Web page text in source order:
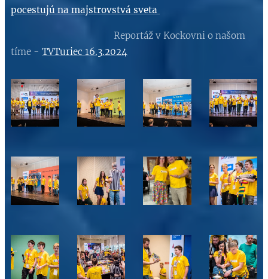
pocestujú na majstrovstvá sveta
Reportáž v Kockovni o našom
tíme - TVTuriec 16.3.2024